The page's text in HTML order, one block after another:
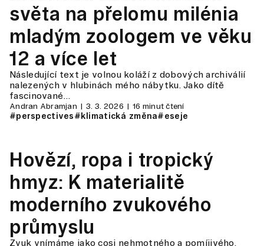
světa na přelomu milénia
mladým zoologem ve věku
12 a více let
Následující text je volnou koláží z dobových archiválií
nalezených v hlubinách mého nábytku. Jako dítě
fascinované…
Andran Abramjan 3. 3. 2026 16 minut čtení
#perspectives#klimatická změna#eseje
Hovězí, ropa i tropický
hmyz: K materialitě
moderního zvukového
průmyslu
Zvuk vnímáme jako cosi nehmotného a pomíjivého,